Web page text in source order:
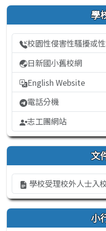
右邊區域內容 學
校園性侵害性騷擾或
日新國小舊校網
English Website
電話分機
志工團網站
文
學校受理校外人士入
小